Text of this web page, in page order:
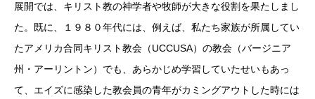
展開では、キリスト教の神学者や牧師が大きな役割を果たしまし
た。既に、１９８０年代には、例えば、私たち家族が所属してい
たアメリカ合同キリスト教会（UCCUSA）の教会（バージニア
州・アーリントン）でも、あらかじめ学習していたせいもあっ
て、エイズに感染した教会員の青年がカミングアウトした時には